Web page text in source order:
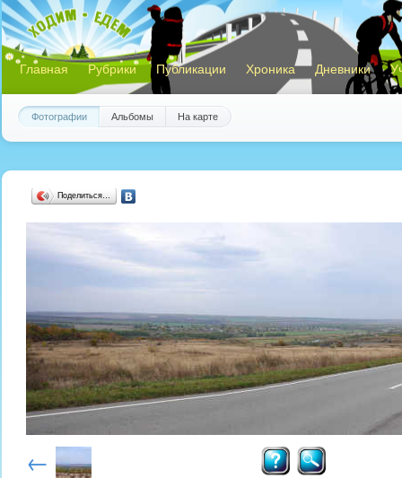
Главная Рубрики Публикации Хроника Дневники
Фотографии Альбомы На карте
Поделиться…
←